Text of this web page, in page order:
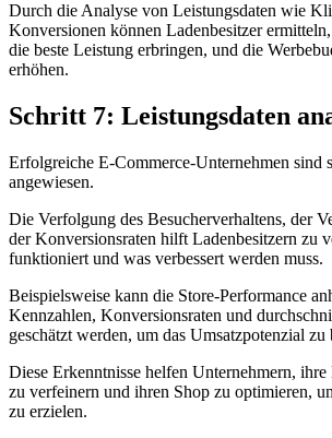
Durch die Analyse von Leistungsdaten wie
Konversionen können Ladenbesitzer
die beste Leistung erbringen, und die
erhöhen.
Schritt 7: Leistungsdaten
Erfolgreiche E-Commerce-Unternehmen sind
angewiesen.
Die Verfolgung des Besucherverhaltens, der
der Konversionsraten hilft Ladenbesitzern zu
funktioniert und was verbessert werden muss.
Beispielsweise kann die Store-Performance
Kennzahlen, Konversionsraten und
geschätzt werden, um das Umsatzpotenzial zu
Diese Erkenntnisse helfen Unternehmern,
zu verfeinern und ihren Shop zu optimieren,
zu erzielen.